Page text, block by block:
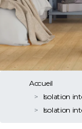
Accueil
Isolation
Isolation